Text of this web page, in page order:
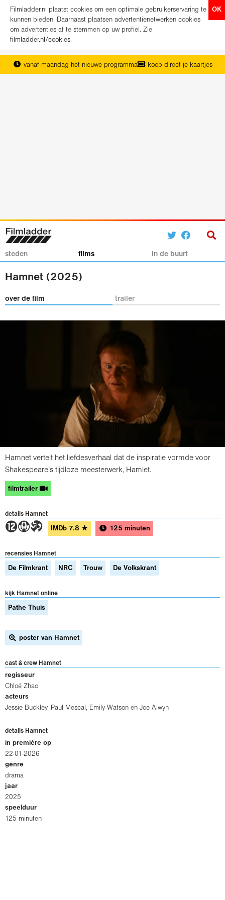
OK
Filmladder.nl plaatst cookies om een optimale gebruikerservaring te
kunnen bieden. Daarnaast plaatsen advertentienetwerken cookies
om advertenties af te stemmen op uw profiel. Zie
filmladder.nl/cookies.
vanaf maandag het nieuwe programma
koop direct je kaartjes
het complete overzicht van Nederland
steden films in de buurt
Hamnet (2025)
over de film trailer
Hamnet vertelt het liefdesverhaal dat de inspiratie vormde voor
Shakespeare’s tijdloze meesterwerk, Hamlet.
filmtrailer
details Hamnet
4ST IMDb 7.8 ★ 125 minuten
recensies Hamnet
De Filmkrant NRC Trouw De Volkskrant
kijk Hamnet online
Pathe Thuis
poster van Hamnet
cast & crew Hamnet
regisseur
Chloé Zhao
acteurs
Jessie Buckley, Paul Mescal , Emily Watson en Joe Alwyn
details Hamnet
in première op
22-01-2026
genre
drama
jaar
2025
speelduur
125 minuten